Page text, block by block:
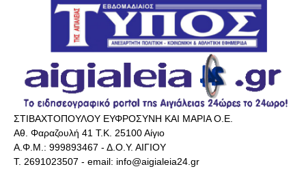
ΣΤΙΒΑΧΤΟΠΟΥΛΟΥ ΕΥΦΡΟΣΥΝΗ ΚΑΙ ΜΑΡΙΑ Ο.Ε.
Αθ. Φαραζουλή 41 Τ.Κ. 25100 Αίγιο
Α.Φ.Μ.: 999893467 - Δ.Ο.Υ. ΑΙΓΙΟΥ
Τ. 2691023507 - email: info@aigialeia24.gr